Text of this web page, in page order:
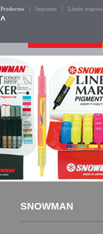
Productos Imprenta Límite
SNOWMAN